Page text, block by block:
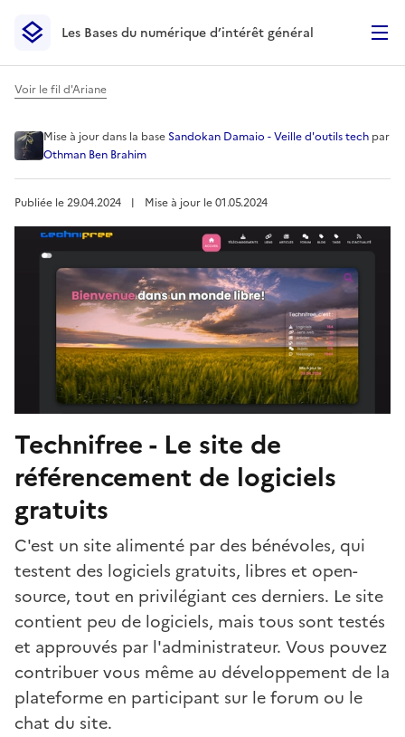
Les Bases du numérique d’intérêt général- Retour à la
Les Bases du numérique d’intérêt général
Voir le fil d'Ariane
Technifree - Le site de
Mise à jourdans la base Sandokan Damaio - Veille d'outils tech par
Othman Ben Brahim
Publiée le29.04.2024 ︱ Mise à jour le01.05.2024
Technifree - Le site de
référencement de logiciels
gratuits
C'est un site alimenté par des bénévoles, qui
testent des logiciels gratuits, libres et open-
source, tout en privilégiant ces derniers. Le site
contient peu de logiciels, mais tous sont testés
et approuvés par l'administrateur. Vous pouvez
contribuer vous même au développement de la
plateforme en participant sur le forum ou le
chat du site.